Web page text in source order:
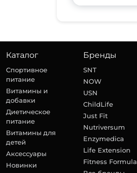
Каталог
Спортивное
питание
Витамины и
добавки
Диетическое
питание
Витамины для
детей
Аксессуары
Новинки
Бренды
SNT
NOW
USN
ChildLife
Just Fit
Nutriversum
Enzymedica
Life Extension
Fitness Formula